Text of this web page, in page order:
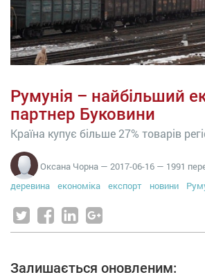
Румунія – найбільший
партнер Буковини
Країна купує більше 27% товарів
Оксана Чорна — 2017-06-16 — 1991
деревина
економіка експорт новини
Залишається оновленим: